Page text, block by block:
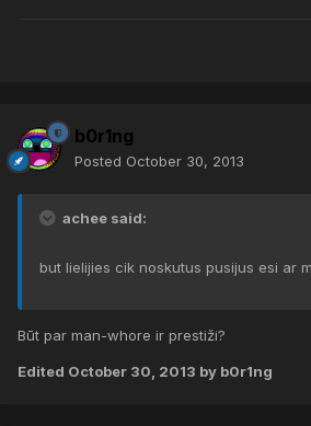
b0r1ng
Posted October 30, 2013
achee said:
but lielijies cik noskutus pusijus esi ar
Būt par man-whore ir prestiži?
Edited October 30, 2013 by b0r1ng